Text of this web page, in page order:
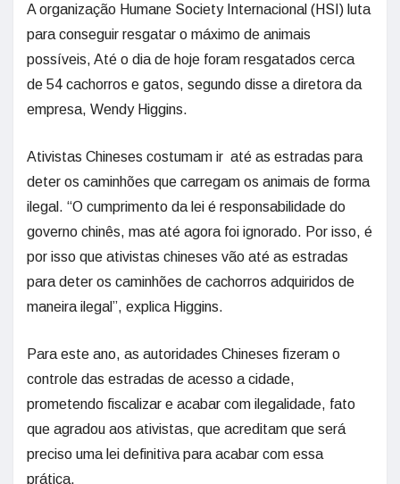
A organização Humane Society Internacional (HSI) luta
para conseguir resgatar o máximo de animais
possíveis, Até o dia de hoje foram resgatados cerca
de 54 cachorros e gatos, segundo disse a diretora da
empresa, Wendy Higgins.
Ativistas Chineses costumam ir até as estradas para
deter os caminhões que carregam os animais de forma
ilegal. “O cumprimento da lei é responsabilidade do
governo chinês, mas até agora foi ignorado. Por isso, é
por isso que ativistas chineses vão até as estradas
para deter os caminhões de cachorros adquiridos de
maneira ilegal”, explica Higgins.
Para este ano, as autoridades Chineses fizeram o
controle das estradas de acesso a cidade,
prometendo fiscalizar e acabar com ilegalidade, fato
que agradou aos ativistas, que acreditam que será
preciso uma lei definitiva para acabar com essa
prática.